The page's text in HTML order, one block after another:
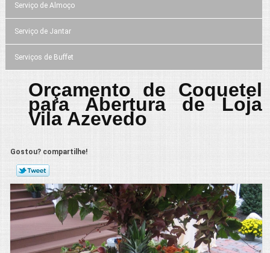
Serviço de Almoço
Serviço de Jantar
Serviços de Buffet
Orçamento de Coquetel
para Abertura de Loja
Vila Azevedo
Gostou? compartilhe!